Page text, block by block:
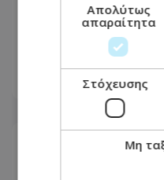
Αγνώριστη η
Τέλος η
της - Οι εικόνες
08.08.2026 - 14:30
Απολύτως
απαραίτητα
Στόχευσης
Μη